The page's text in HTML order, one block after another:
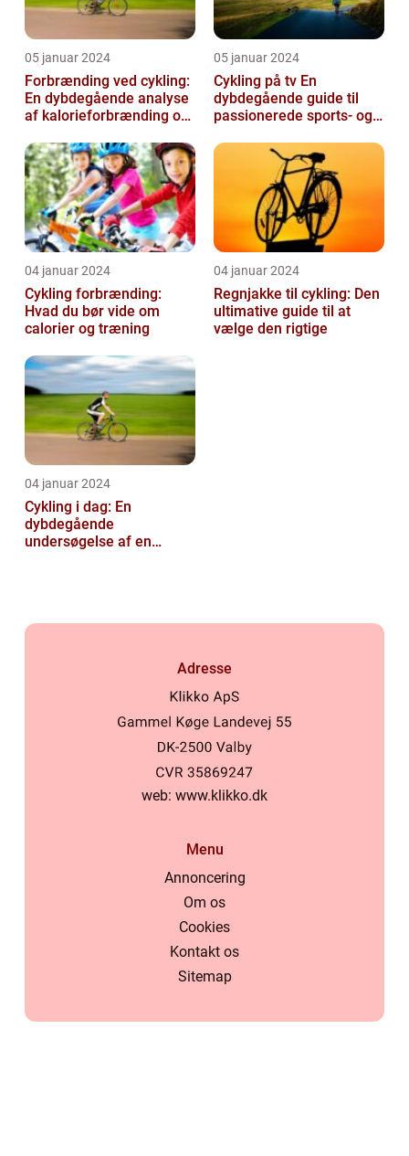
05 januar 2024
Forbrænding ved cykling:
En dybdegående analyse
af kalorieforbrænding og
si...
05 januar 2024
Cykling på tv En
dybdegående guide til
passionerede sports- og
04 januar 2024
Cykling forbrænding:
Hvad du bør vide om
calorier og træning
04 januar 2024
Regnjakke til cykling: Den
ultimative guide til at
vælge den rigtige
04 januar 2024
Cykling i dag: En
dybdegående
undersøgelse af en
Adresse
web: www.klikko.dk
Menu
Annoncering
Om os
Cookies
Kontakt os
Sitemap